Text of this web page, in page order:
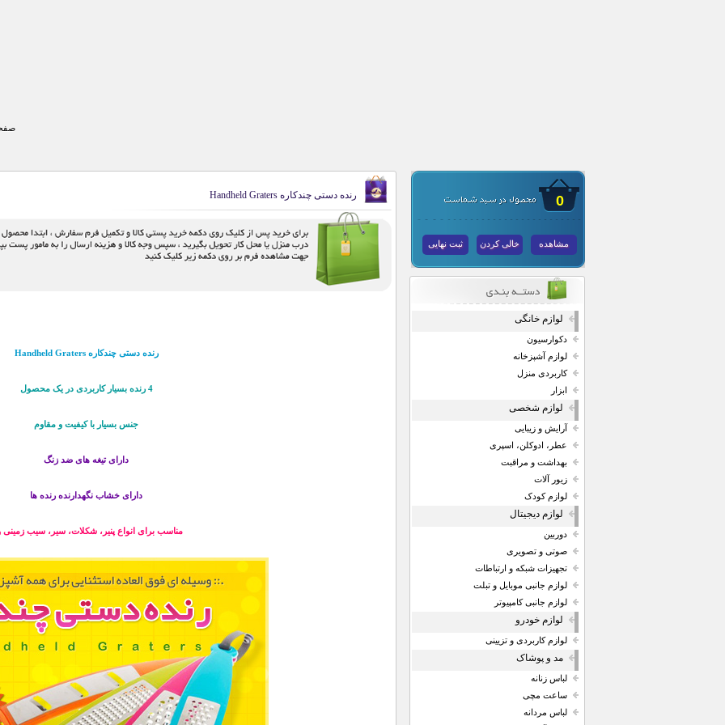
0
مشاهده خالی کردن ثبت نهایی
لوازم خانگی
دکوارسیون
لوازم آشپزخانه
کاربردی منزل
ابزار
لوازم شخصی
آرایش و زیبایی
عطر، ادوکلن، اسپری
بهداشت و مراقبت
زیور آلات
لوازم کودک
لوازم دیجیتال
دوربین
صوتی و تصویری
تجهیزات شبکه و ارتباطات
لوازم جانبی موبایل و تبلت
لوازم جانبی کامپیوتر
لوازم خودرو
لوازم کاربردی و تزیینی
مد و پوشاک
لباس زنانه
ساعت مچی
لباس مردانه
رنده دستی چندکاره Handheld Graters
رنده دستی چندکاره Handheld Graters
4 رنده بسیار کاربردی در یک محصول
جنس بسیار با کیفیت و مقاوم
دارای تیغه های ضد زنگ
دارای خشاب نگهدارنده رنده ها
مناسب برای انواع پنیر، شکلات، سیر، سیب زمینی